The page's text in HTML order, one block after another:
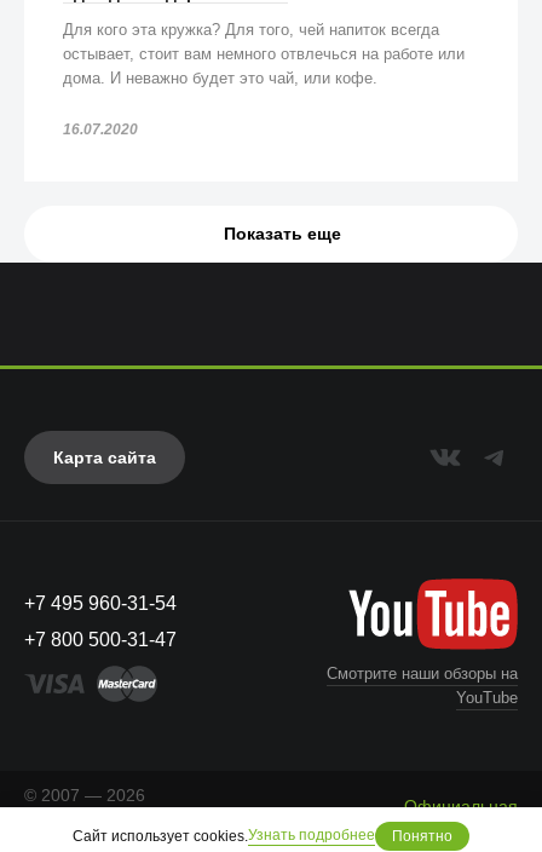
Для кого эта кружка? Для того, чей напиток всегда
остывает, стоит вам немного отвлечься на работе или
дома. И неважно будет это чай, или кофе.
16.07.2020
Показать еще
Карта сайта
+7 495 960-31-54
+7 800 500-31-47
Смотрите наши обзоры на
YouTube
© 2007 — 2026
защищены.
Официальная
информация
Сайт использует cookies. Узнать подробнее Понятно